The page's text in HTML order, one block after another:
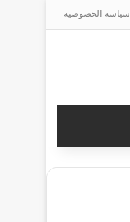
سياسة الخصوصية